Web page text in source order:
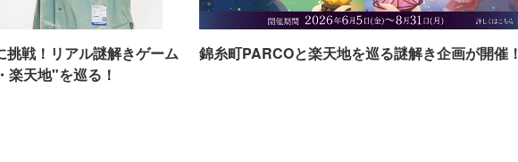
挑戦！リアル謎解きゲーム
天地"を巡る！
錦糸町PARCOと楽天地を巡る謎解き企画が開催！